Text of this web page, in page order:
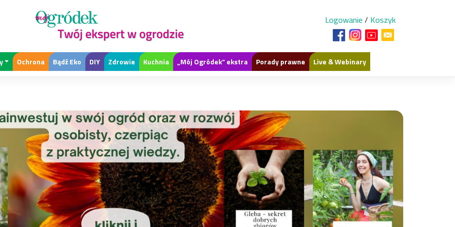
Logowanie / Koszyk
Ochrona Bądź Eko DIY Zdrowie Kuchnia „Mój Ogródek” ekstra Porady prawne Live & Webinary